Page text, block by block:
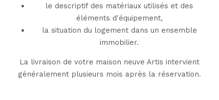
le descriptif des matériaux utilisés et des
éléments d'équipement,
la situation du logement dans un ensemble
immobilier.
La livraison de votre maison neuve Artis intervient
généralement plusieurs mois après la réservation.